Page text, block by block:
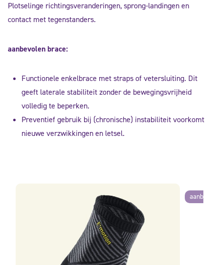
Plotselinge richtingsveranderingen, sprong-landingen en
contact met tegenstanders.
aanbevolen brace:
Functionele enkelbrace met straps of vetersluiting. Dit
geeft laterale stabiliteit zonder de bewegingsvrijheid
volledig te beperken.
Preventief gebruik bij (chronische) instabiliteit voorkomt
nieuwe verzwikkingen en letsel.